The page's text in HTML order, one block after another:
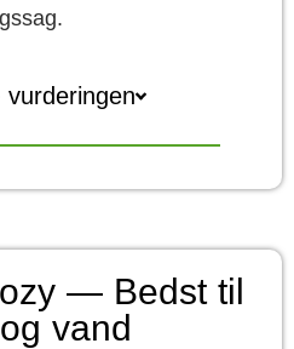
— Bedst til
vand